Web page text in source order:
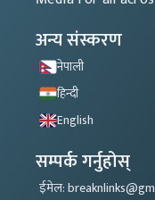
अन्य संस्करण
नेपाली
हिन्दी
English
सम्पर्क गर्नुहोस्
ईमेल: